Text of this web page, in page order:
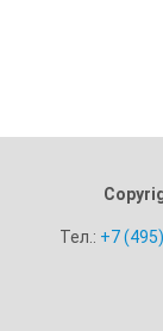
Тел.: +7